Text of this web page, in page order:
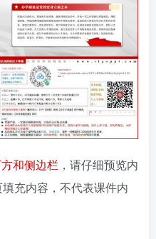
和侧边栏 ，请仔细预览内
充内容，不代表课件内